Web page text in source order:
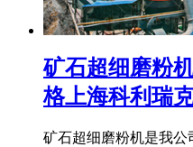
矿石超细磨粉
格上海科利瑞
矿石超细磨粉机是我公